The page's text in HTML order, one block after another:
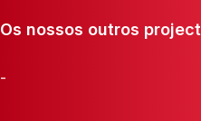
Os nossos outros
-